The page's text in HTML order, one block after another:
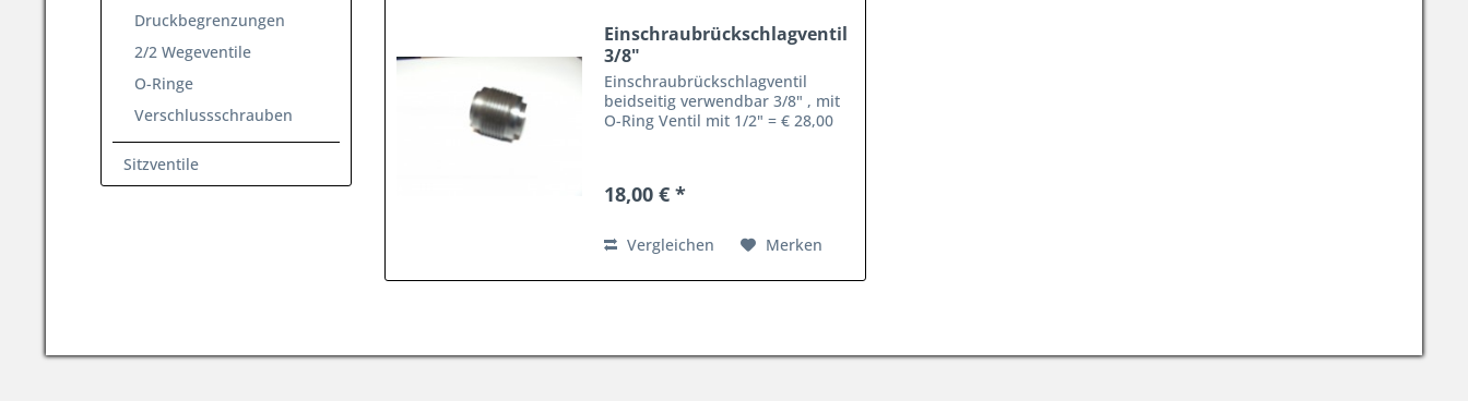
Druckbegrenzungen
2/2 Wegeventile
O-Ringe
Verschlussschrauben
Sitzventile
Einschraubrückschlagventil
3/8"
Einschraubrückschlagventil
beidseitig verwendbar 3/8" , mit
O-Ring Ventil mit 1/2" = € 28,00
18,00 € *
Vergleichen Merken